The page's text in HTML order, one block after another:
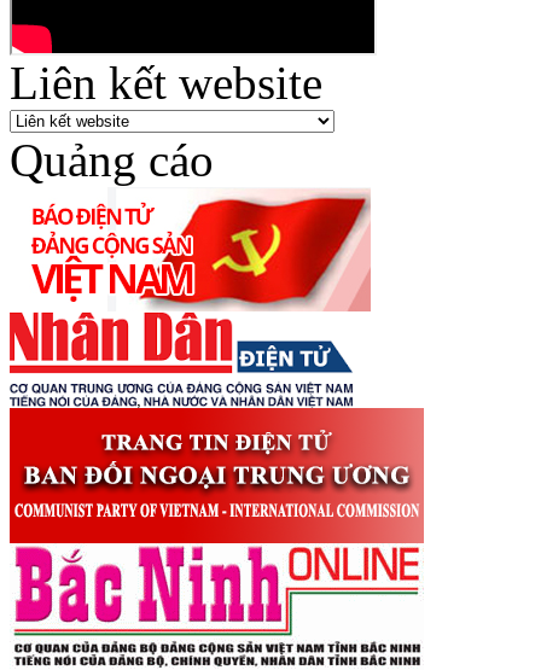
Liên kết website
Quảng cáo